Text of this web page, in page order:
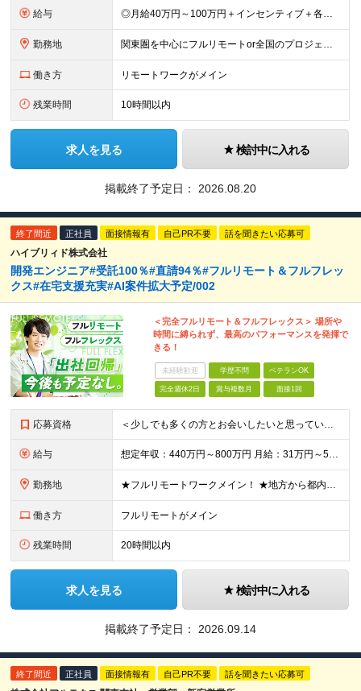
給与 ◎月給40万円～100万円＋インセンティブ＋各種手当 ・年収120万〜300万円UPの実績も！ ・平均年収UP率は1.1～1.3倍 ・案件単価100%公開 × 単価連動の給与制度 ・能力等を考慮の上、
勤務地 関東圏を中心にフルリモートor全国のプロジェクトも可 ◆リモート実施率80% ◆UIターン歓迎！転勤なし ※(変更の範囲)上記を除く当社関連勤務地 本社：東京都新宿区西新宿3-9-23 西新宿大和ビ
働き方 リモートワークがメイン
残業時間 10時間以内
求人を見る 検討中に入れる
掲載終了予定日： 2026.08.20
終了間近 正社員 面接情報有 自己PR不要 話を聞きたい応募可
ハイブリィド株式会社
開発エンジニア#受託100％#直請94％#フルリモート＆フルフレッ
クス#在宅支援充実#AI案件拡大予定/002
＜完全フルリモート＆フルフレックス＞ 場所や
時間に縛られず、最高のパフォーマンスを発揮で
きる！
未経験歓迎 学歴不問 ベテランOK
完全週休2日 賞与複数月 面接1回
応募資格 ＜少しでも多くの方とお会いしたいと思っています！＞ ◆学歴不問 ◆詳細設計〜結合テストの一連の工程を独力で完遂できる方 ◆オブジェクト指向型のプログラミング言語（Java、C#、Pythonなど）を1
給与 想定年収：440万円～800万円 月給：31万円～57万円+賞与年2回 ※経験、能力などを考慮の上、当社規定により決定いたします。 ※上記には固定残業代20時間分（4万円～7.5万円）を含む。超過分
勤務地 ★フルリモートワークメイン！ ★地方から都内のプロジェクトに参画する社員も多数！ ★常駐の場合は直行・直帰OK ≪東京本社≫ 〒101-0041 東京都千代田区神田須田町二丁目19番地23 Daiw
働き方 フルリモートがメイン
残業時間 20時間以内
求人を見る 検討中に入れる
掲載終了予定日： 2026.09.14
終了間近 正社員 面接情報有 自己PR不要 話を聞きたい応募可